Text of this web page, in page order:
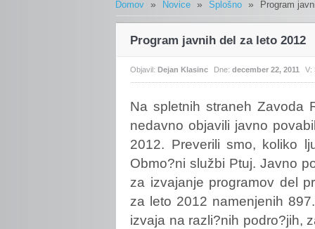
Domov » Novice » Splošno » Program
Program javnih del za leto 2012
Objavil:Dejan Klasinc Dne:december 22, 2011 V:
Naspletnih straneh Zavoda
nedavno objavili javno
2012. Preverili smo, koliko
Obmo?ni službi Ptuj. Javno
za izvajanje programov del
za leto 2012 namenjenih
izvaja na razli?nih podro?jih,